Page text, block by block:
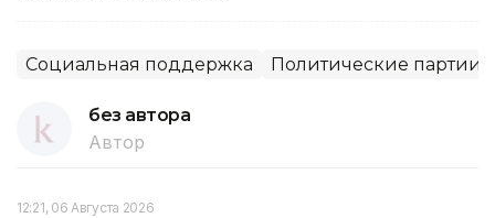
Социальная поддержка Политические партии
без автора
Автор
12:21, 06 Августа 2026